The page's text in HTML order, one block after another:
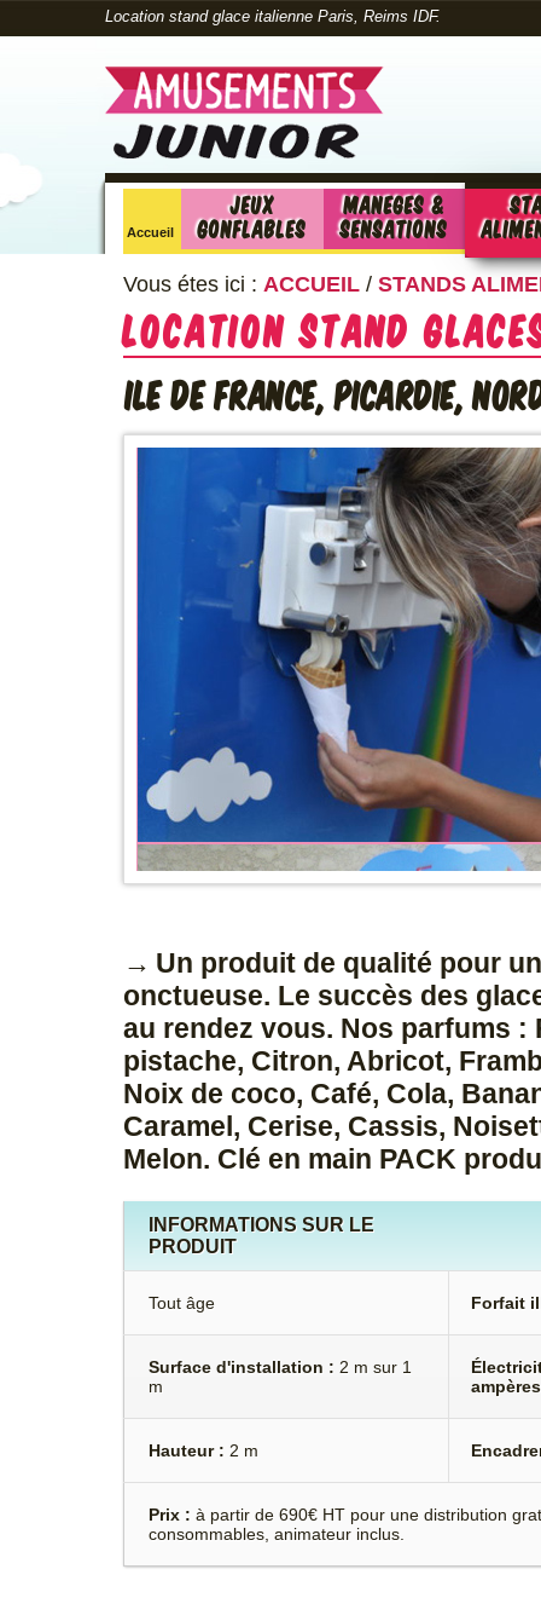
Location stand glace italienne Paris, Reims IDF.
Accueil
Jeux
Gonflables
Maneges &
sensations
Vous étes ici : ACCUEIL / STANDS
Location stand
Ile de France, Picardie,
Un produit de qualité pour
onctueuse. Le succès des
au rendez vous. Nos parfums :
pistache, Citron, Abricot,
Noix de coco, Café, Cola,
Caramel, Cerise, Cassis,
Melon. Clé en main PACK
INFORMATIONS SUR LE
PRODUIT
Tout âge Forfait
Surface d'installation : 2 m sur 1
m
ampères
Hauteur : 2 m
Prix : à partir de 690€ HT pour une distribution
consommables, animateur inclus.